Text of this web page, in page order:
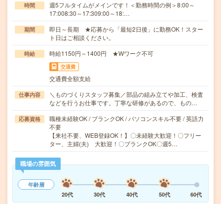
時間
週5フルタイムがメインです！＜勤務時間の例＞8:00～
17:008:30～17:309:00～18:…
期間
即日～長期 ★応募から「最短2日後」に勤務OK！スター
ト日はご相談ください。
時給 時給1150円～1400円 ★Wワーク不可
交通費
交通費全額支給
仕事内容
＼ものづくりスタッフ募集／部品の組み立てや加工、検査
などを行うお仕事です。丁寧な研修があるので、もの…
応募資格
職種未経験OK / ブランクOK / パソコンスキル不要 / 英語力
不要
【来社不要、WEB登録OK！】〇未経験大歓迎！〇フリー
ター、主婦(夫) 大歓迎！〇ブランクOK〇週5…
職場の雰囲気
年齢層
20代
30代 40代 50代 60代